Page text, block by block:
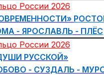
России 2026
- ЯРОСЛАВЛЬ - ПЛЁС
России 2026
РУССКОЙ»
- СУЗДАЛЬ -